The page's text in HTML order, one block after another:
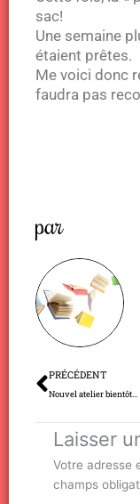
sac!
Une semaine
étaient prêtes.
Me voici donc
faudra pas
par
PRÉCÉDENT
Nouvel atelier bientôt…
Laisser
Votre adresse
champs